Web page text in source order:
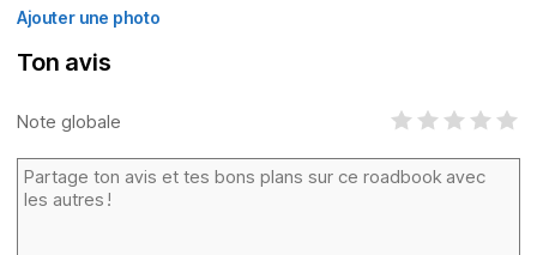
Ajouter une photo
Ton avis
Note globale